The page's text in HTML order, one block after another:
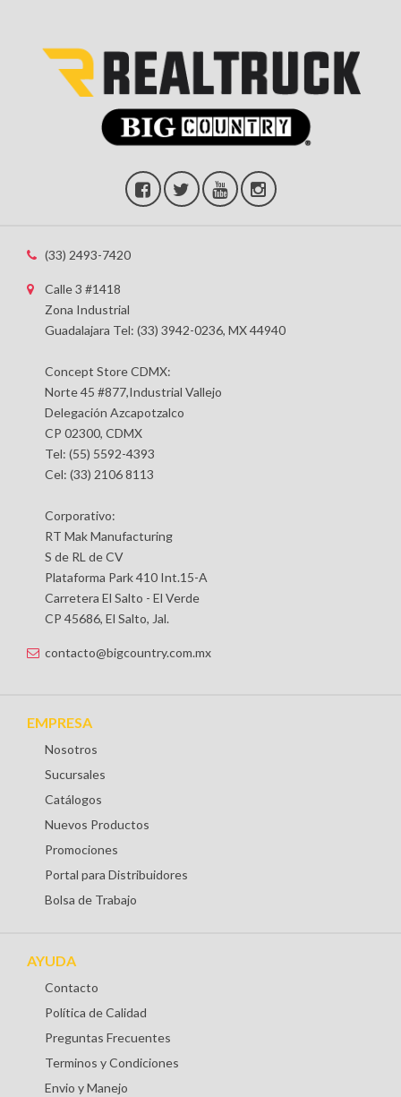
(33) 2493-7420
Calle 3 #1418
Zona Industrial
Guadalajara Tel: (33) 3942-0236, MX 44940
Concept Store CDMX:
Norte 45 #877,Industrial Vallejo
Delegación Azcapotzalco
CP 02300, CDMX
Tel: (55) 5592-4393
Cel: (33) 2106 8113
Corporativo:
RT Mak Manufacturing
S de RL de CV
Plataforma Park 410 Int.15-A
Carretera El Salto - El Verde
CP 45686, El Salto, Jal.
contacto@bigcountry.com.mx
EMPRESA
Nosotros
Sucursales
Catálogos
Nuevos Productos
Promociones
Portal para Distribuidores
Bolsa de Trabajo
AYUDA
Contacto
Política de Calidad
Preguntas Frecuentes
Terminos y Condiciones
Envio y Manejo